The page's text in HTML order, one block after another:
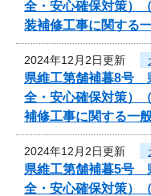
全・安心確保対策）
装補修工事に関する
2024年12月2日更新
県維工第舗補暮8号
全・安心確保対策）
補修工事に関する一
2024年12月2日更新
県維工第舗補暮5号
全・安心確保対策）